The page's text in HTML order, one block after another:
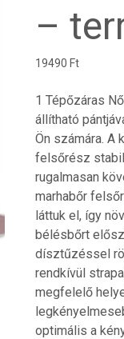
–
19490 Ft
1 Tépőzáras
állítható
Ön számára. A
felsőrész
rugalmasan
marhabőr
láttuk el, így
bélésbőrt
dísztűzéssel
rendkívül
megfelelő
optimális a